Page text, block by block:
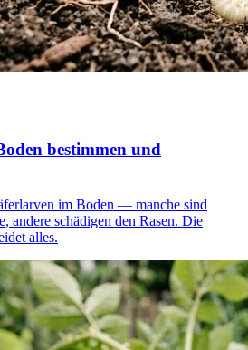
bestimmen und
im Boden — manche sind
andere schädigen den Rasen. Die
alles.